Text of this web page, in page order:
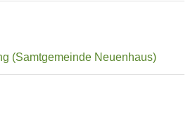
(Samtgemeinde Neuenhaus)